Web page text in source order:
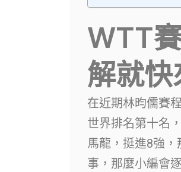
WTT
解就快
在近期林昀儒賽
世界排名第十名
馬龍，挺進8強
事，那麼小編會